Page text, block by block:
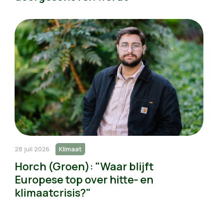
28 juli 2026 Klimaat
Horch (Groen): "Waar blijft
Europese top over hitte- en
klimaatcrisis?"